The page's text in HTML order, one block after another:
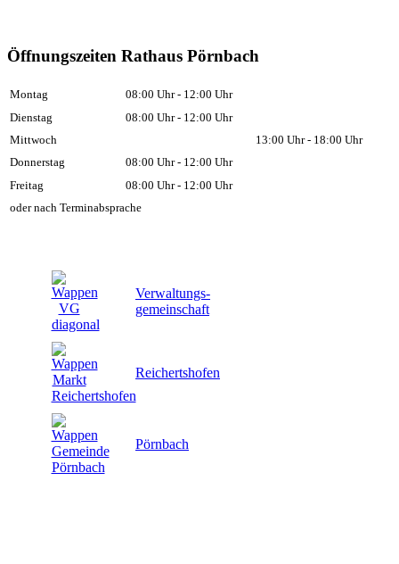
Öffnungszeiten Rathaus Pörnbach
Montag
08:00 Uhr - 12:00 Uhr
Dienstag
08:00 Uhr - 12:00 Uhr
Mittwoch
13:00 Uhr - 18:00 Uhr
Donnerstag
08:00 Uhr - 12:00 Uhr
Freitag
08:00 Uhr - 12:00 Uhr
oder nach Terminabsprache
Verwaltungs-
gemeinschaft
Reichertshofen
Pörnbach